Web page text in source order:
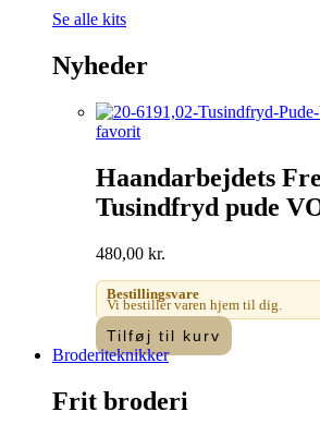
Se alle kits
Nyheder
favorit
Haandarbejdets
Tusindfryd pude
480,00 kr.
Bestillingsvare
Vi bestiller varen hjem til dig.
Tilføj til kurv
Broderiteknikker
Frit broderi